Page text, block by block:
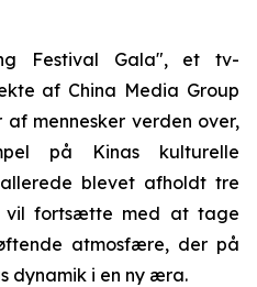
Festival Gala", et tv-
af China Media Group
mennesker verden over,
på Kinas kulturelle
blevet afholdt tre
vil fortsætte med at tage
atmosfære, der på
dynamik i en ny æra.